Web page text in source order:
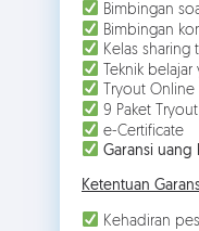
Bimbingan
Bimbingan
Kelas sharing
Teknik
Tryout Online
9 Paket
e-Certificate
Garansi uang
Ketentuan
Kehadiran